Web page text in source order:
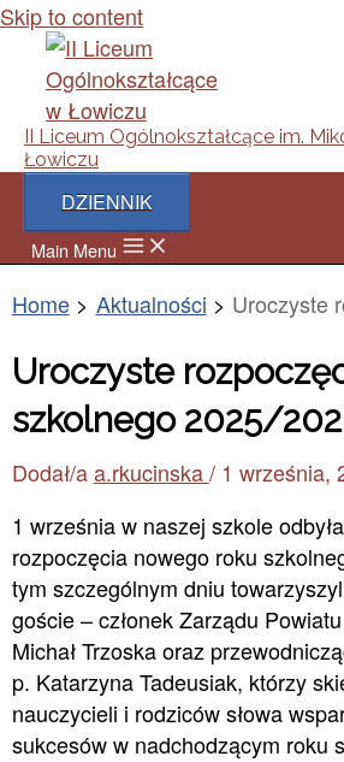
Skip to content
II Liceum Ogólnokształcące im.
Łowiczu
DZIENNIK
Main Menu
Home Aktualności Uroczyste
Uroczyste
szkolnego 2025/
Dodał/a a.rkucinska/ 1 września,
1 września w naszej szkole
rozpoczęcia nowego roku
tym szczególnym dniu
goście – członek Zarządu
Michał Trzoska oraz
p. Katarzyna Tadeusiak, którzy
nauczycieli i rodziców słowa
sukcesów w nadchodzącym roku